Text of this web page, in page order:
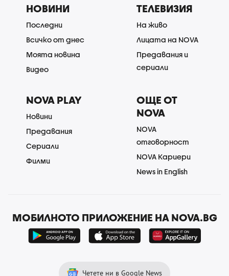
НОВИНИ
Последни
Всичко от днес
Моята новина
Видео
ТЕЛЕВИЗИЯ
На живо
Лицата на NOVA
Предавания и
сериали
NOVA PLAY
Новини
Предавания
Сериали
Филми
ОЩЕ ОТ
NOVA
NOVA
отговорност
NOVA Кариери
News in English
МОБИЛНОТО ПРИЛОЖЕНИЕ НА NOVA.BG
Четете ни в Google News